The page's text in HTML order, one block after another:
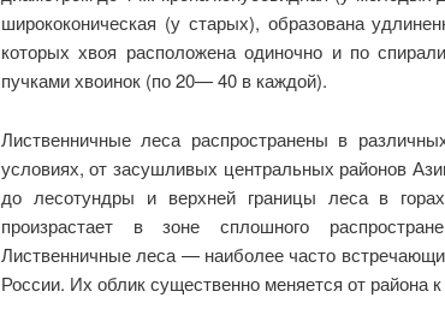
ширококоническая (у старых), образована
которых хвоя расположена одиночно и по
пучками хвоинок (по 20— 40 в каждой).
Лиственничные леса распространены в
условиях, от засушливых центральных районов
до лесотундры и верхней границы леса в
произрастает в зоне сплошного
Лиственничные леса — наиболее часто
России. Их облик существенно меняется от района